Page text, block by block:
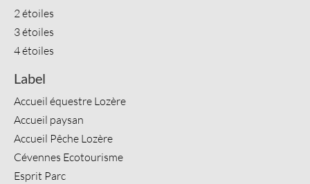
2 étoiles
3 étoiles
4 étoiles
Label
Accueil équestre Lozère
Accueil paysan
Accueil Pêche Lozère
Cévennes Ecotourisme
Esprit Parc